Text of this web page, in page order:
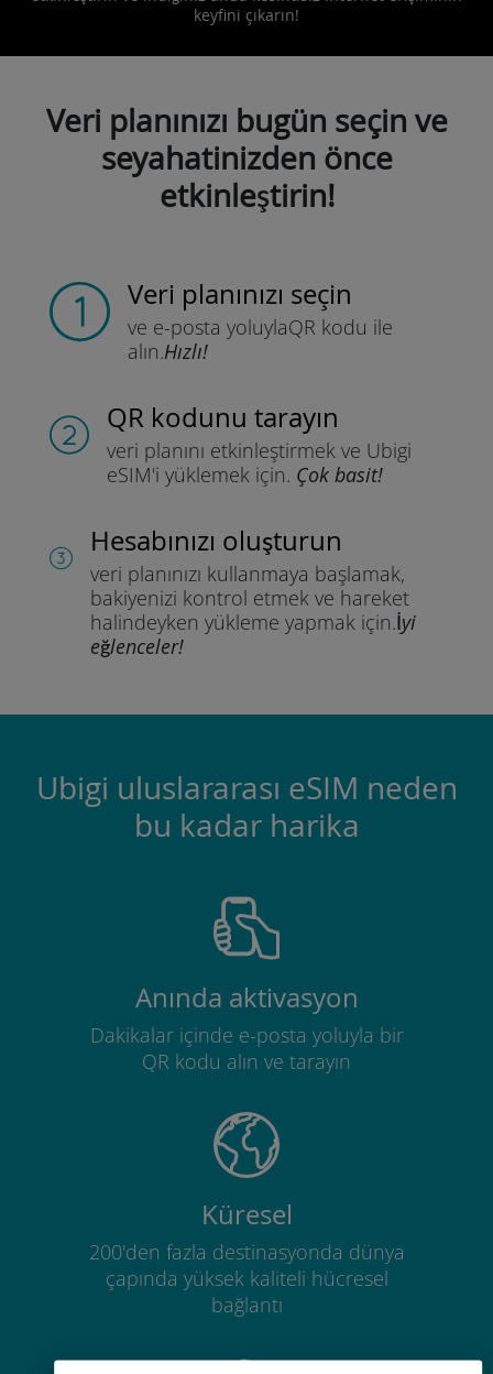
keyfini çıkarın!
Veri planınızı bugün seçin ve
seyahatinizden önce
etkinleştirin!
Veri planınızı seçin
ve e-posta yoluylaQR kodu ile
alın.Hızlı!
QR kodunu tarayın
veri planını etkinleştirmek ve Ubigi
eSIM'i yüklemek için. Çok basit!
Hesabınızı oluşturun
veri planınızı kullanmaya başlamak,
bakiyenizi kontrol etmek ve hareket
halindeyken yükleme yapmak için.İyi
eğlenceler!
Ubigi uluslararası eSIM neden
bu kadar harika
Anında aktivasyon
Dakikalar içinde e-posta yoluyla bir
QR kodu alın ve tarayın
Küresel
200'den fazla destinasyonda dünya
çapında yüksek kaliteli hücresel
bağlantı